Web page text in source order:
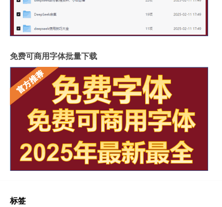
免费可商用字体批量下载
标签